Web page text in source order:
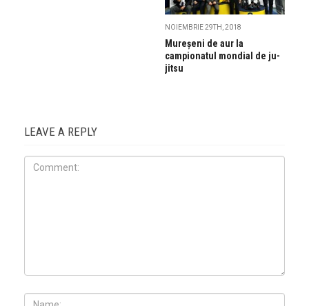
NOIEMBRIE 29TH, 2018
Mureșeni de aur la
campionatul mondial de ju-
jitsu
LEAVE A REPLY